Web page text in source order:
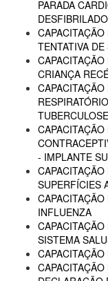
PARADA
TENTATIVA
CRIANÇA
TUBERCULOSE
- IMPLANTE
SUPERFÍCIES
INFLUENZA
SISTEMA